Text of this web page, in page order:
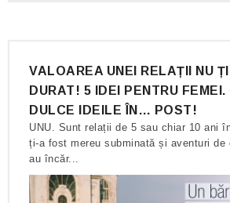
VALOAREA UNEI RELAȚII NU
DURAT! 5 IDEI PENTRU FEMEI.
DULCE IDEILE ÎN… POST!
UNU. Sunt relații de 5 sau chiar 10 ani
ți-a fost mereu subminată și aventuri de
au încăr...